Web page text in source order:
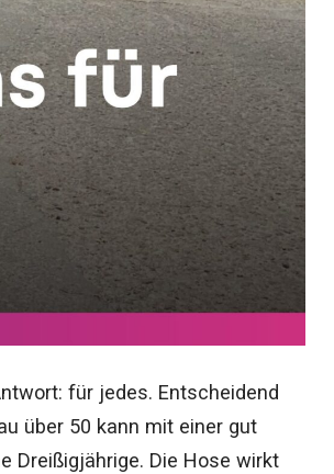
für jedes. Entscheidend
über 50 kann mit einer gut
Dreißigjährige. Die Hose wirkt